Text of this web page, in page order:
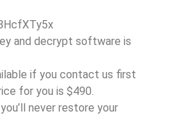
and decrypt software is
if you contact us first
for you is $490.
never restore your